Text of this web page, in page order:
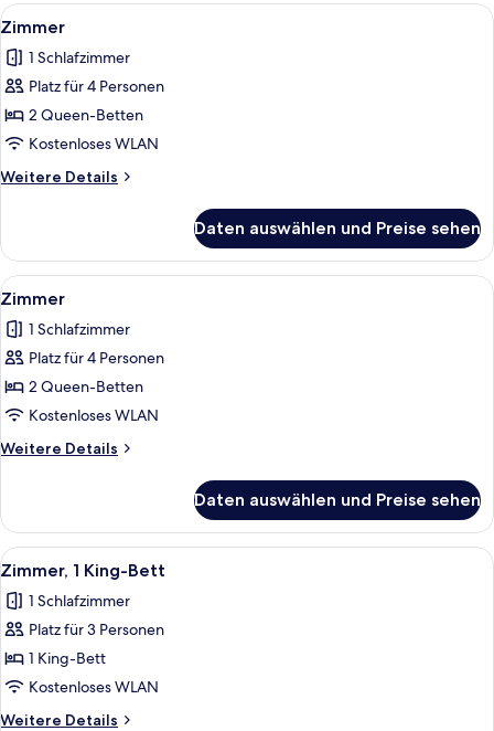
Alle
Fotos
für
Zimmer
anzeigen
Ein Hotelzimmer mit zwei Betten,
4
Zimmer
1 Schlafzimmer
Platz für 4 Personen
2 Queen-Betten
Kostenloses WLAN
Weitere Details
Weitere
Daten auswählen und Preise sehen
Alle
Fotos
für
Zimmer
anzeigen
Ein Hotelzimmer mit zwei Betten,
4
Zimmer
1 Schlafzimmer
Platz für 4 Personen
2 Queen-Betten
Kostenloses WLAN
Weitere Details
Weitere
Daten auswählen und Preise sehen
Alle
Fotos
für
Zimmer,
1 King-
Bett
anzeigen
Hochwertige Bettwaren, Pillowtop-
3
Zimmer, 1 King-Bett
1 Schlafzimmer
Platz für 3 Personen
1 King-Bett
Kostenloses WLAN
Weitere Details
Weitere